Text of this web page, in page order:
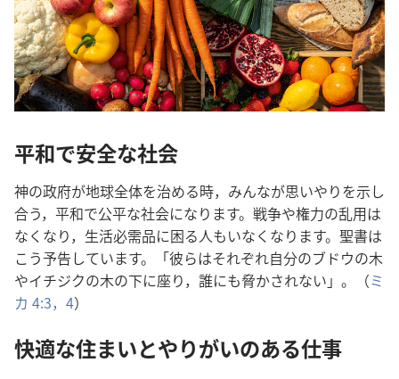
平和で安全な社会
神の政府が地球全体を治める時，みんなが思いやりを示し
合う，平和で公平な社会になります。戦争や権力の乱用は
なくなり，生活必需品に困る人もいなくなります。聖書は
こう予告しています。「彼らはそれぞれ自分のブドウの木
やイチジクの木の下に座り，誰にも脅かされない」。（ミ
カ 4:3，4）
快適な住まいとやりがいのある仕事